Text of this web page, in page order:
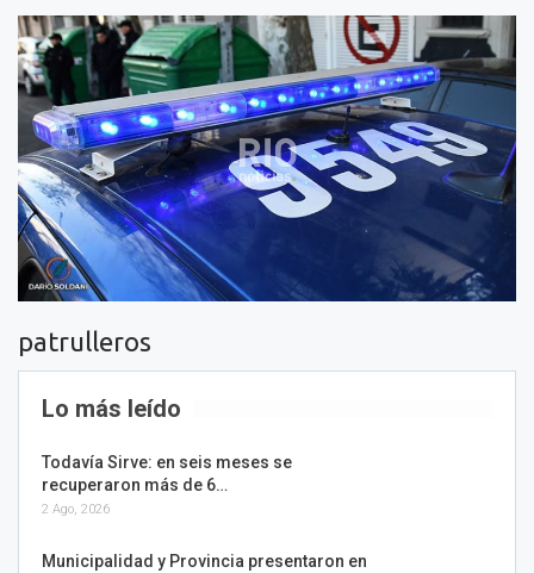
patrulleros
Lo más leído
Todavía Sirve: en seis meses se
recuperaron más de 6…
2 Ago, 2026
Municipalidad y Provincia presentaron en